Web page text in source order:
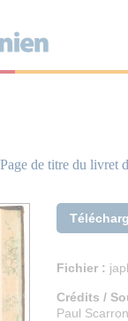
de titre du livret
Fichier :
Crédits /
Paul